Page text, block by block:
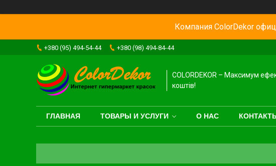
Компания ColorDekor
+380 (95) 494-54-44 +380 (98) 494-84-44
COLORDEKOR – Максимум
коштів!
ГЛАВНАЯ ТОВАРЫ И УСЛУГИ О НАС